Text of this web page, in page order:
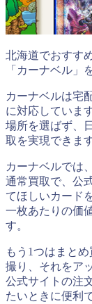
北海道でおすす
「カーナベル」
カーナベルは宅
に対応していま
場所を選ばず、
取を実現できます
カーナベルでは
通常買取で、公
てほしいカード
一枚あたりの価
す。
もう1つはまと
撮り、それをア
公式サイトの注
たいときに便利